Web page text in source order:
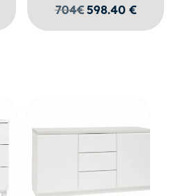
704€598.40 €